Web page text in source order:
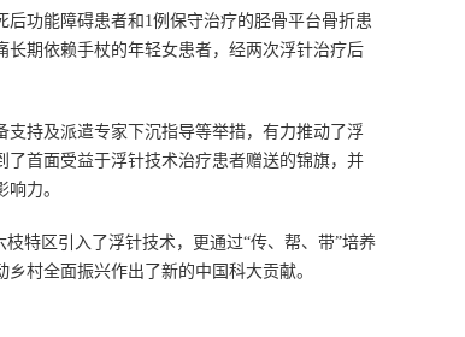
功能障碍患者和1例保守治疗的胫骨平台骨折患
期依赖手杖的年轻女患者，经两次浮针治疗后
持及派遣专家下沉指导等举措，有力推动了浮
首面受益于浮针技术治疗患者赠送的锦旗，并
力。
特区引入了浮针技术，更通过“传、帮、带”培养
村全面振兴作出了新的中国科大贡献。